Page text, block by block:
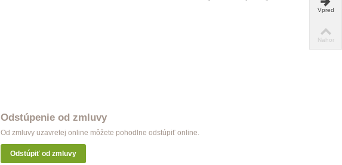
Odstúpenie od zmluvy
Od zmluvy uzavretej online môžete pohodlne odstúpiť online.
Odstúpiť od zmluvy
Vpred
Nahor